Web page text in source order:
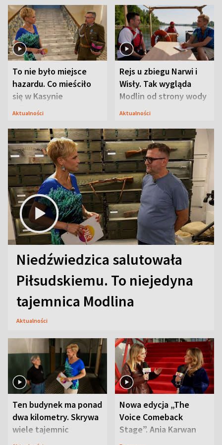
To nie było miejsce
hazardu. Co mieściło
się w Kasynie
Oficerskim?
Aktualności
Rejs u zbiegu Narwi i
Wisły. Tak wygląda
Modlin od strony wody
Aktualności
Niedźwiedzica salutowała
Piłsudskiemu. To niejedyna
tajemnica Modlina
Aktualności
Ten budynek ma ponad
dwa kilometry. Skrywa
wiele tajemnic
Nowa edycja „The
Voice Comeback
Stage”. Ania Karwan
zapowiada